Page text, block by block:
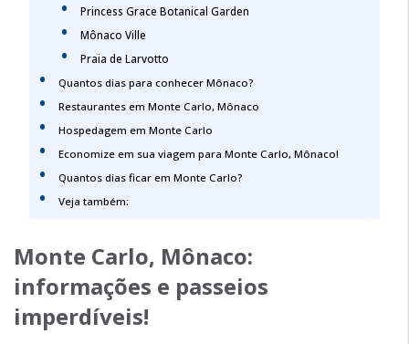
Princess Grace Botanical Garden
Mônaco Ville
Praia de Larvotto
Quantos dias para conhecer Mônaco?
Restaurantes em Monte Carlo, Mônaco
Hospedagem em Monte Carlo
Economize em sua viagem para Monte Carlo, Mônaco!
Quantos dias ficar em Monte Carlo?
Veja também:
Monte Carlo, Mônaco:
informações e passeios
imperdíveis!